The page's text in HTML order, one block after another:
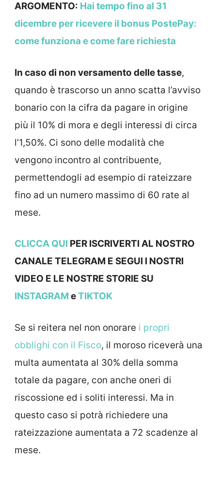
ARGOMENTO: Hai tempo fino al 31
dicembre per ricevere il bonus PostePay:
come funziona e come fare richiesta
In caso di non versamento delle tasse,
quando è trascorso un anno scatta l’avviso
bonario con la cifra da pagare in origine
più il 10% di mora e degli interessi di circa
l’1,50%. Ci sono delle modalità che
vengono incontro al contribuente,
permettendogli ad esempio di rateizzare
fino ad un numero massimo di 60 rate al
mese.
CLICCA QUI PER ISCRIVERTI AL NOSTRO
CANALE TELEGRAM E SEGUI I NOSTRI
VIDEO E LE NOSTRE STORIE SU
INSTAGRAMeTIKTOK
Se si reitera nel non onorare i propri
obblighi con il Fisco, il moroso riceverà una
multa aumentata al 30% della somma
totale da pagare, con anche oneri di
riscossione ed i soliti interessi. Ma in
questo caso si potrà richiedere una
rateizzazione aumentata a 72 scadenze al
mese.